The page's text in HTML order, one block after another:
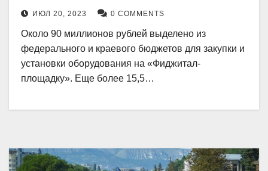
ИЮЛ 20, 2023 0 COMMENTS
Около 90 миллионов рублей выделено из
федерального и краевого бюджетов для закупки и
установки оборудования на «Фиджитал-
площадку». Еще более 15,5…